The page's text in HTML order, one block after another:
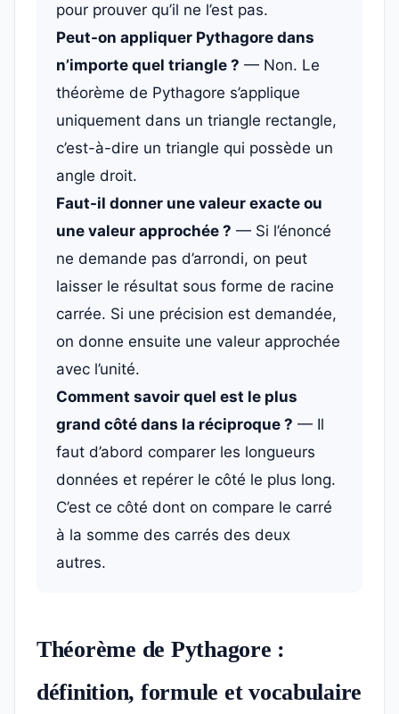
pour prouver qu’il ne l’est pas.
Peut-on appliquer Pythagore dans
n’importe quel triangle ? — Non. Le
théorème de Pythagore s’applique
uniquement dans un triangle rectangle,
c’est-à-dire un triangle qui possède un
angle droit.
Faut-il donner une valeur exacte ou
une valeur approchée ? — Si l’énoncé
ne demande pas d’arrondi, on peut
laisser le résultat sous forme de racine
carrée. Si une précision est demandée,
on donne ensuite une valeur approchée
avec l’unité.
Comment savoir quel est le plus
grand côté dans la réciproque ? — Il
faut d’abord comparer les longueurs
données et repérer le côté le plus long.
C’est ce côté dont on compare le carré
à la somme des carrés des deux
autres.
Théorème de Pythagore :
définition, formule et vocabulaire